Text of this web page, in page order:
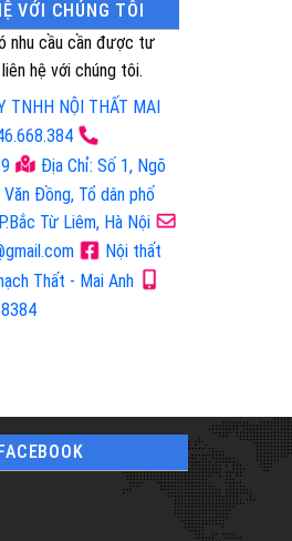
VỚI CHÚNG TÔI
nhu cầu cần được tư
hệ với chúng tôi.
TNHH NỘI THẤT MAI
Địa Chỉ: Số 1, Ngõ
Đồng, Tổ dân phố
Từ Liêm, Hà Nội
Nội thất
Thất - Mai Anh